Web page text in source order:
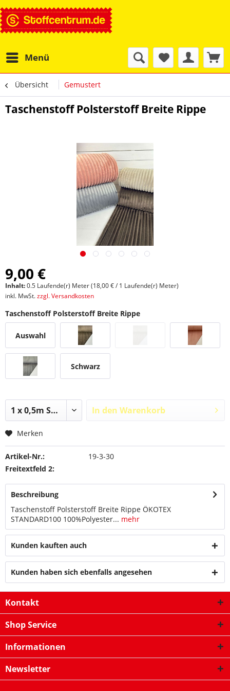
Menü
Übersicht Gemustert
Taschenstoff Polsterstoff Breite Rippe
9,00 €
Inhalt:0.5 Laufende(r) Meter (18,00 € / 1 Laufende(r) Meter)
inkl. MwSt.zzgl. Versandkosten
Taschenstoff Polsterstoff Breite Rippe
Auswahl
Schwarz
In den Warenkorb
Merken
Artikel-Nr.:
19-3-30
Freitextfeld 2:
Beschreibung
Taschenstoff Polsterstoff Breite Rippe ÖKOTEX
STANDARD100 100%Polyester... mehr
Kunden kauften auch
Kunden haben sich ebenfalls angesehen
Kontakt
Shop Service
Informationen
Newsletter